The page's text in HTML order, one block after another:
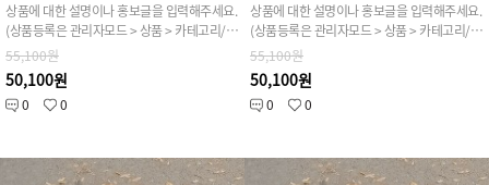
상품에 대한 설명이나 홍보글을 입력해주세요.
(상품등록은 관리자모드 > 상품 > 카테고리/상품관리 > 상품등록 가능)
55,100원
50,100원
0 0
상품에 대한 설명이나 홍보글을 입력해주세요.
(상품등록은 관리자모드 > 상품 > 카테고리/상품관리 > 상품등록 가능)
55,100원
50,100원
0 0